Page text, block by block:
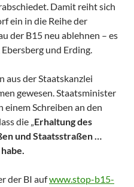
Damit reiht sich
ein in die Reihe der
der B15 neu ablehnen – es
und Erding.
aus der Staatskanzlei
gewesen. Staatsminister
Schreiben an den
die „Erhaltung des
und Staatsstraßen …
der BI aufwww.stop-b15-